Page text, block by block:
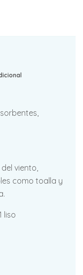
viento,
como toalla y
liso